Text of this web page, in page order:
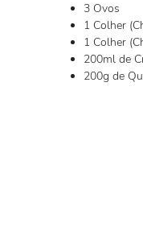
3 Ovos
1 Colher
1 Colher
200ml de
200g de